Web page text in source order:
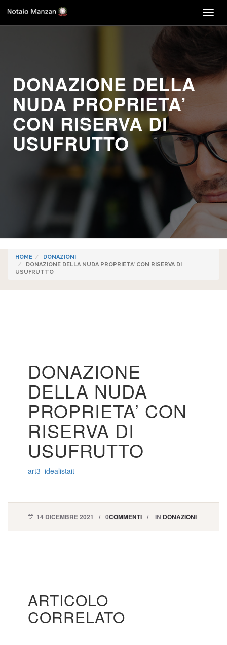
DONAZIONE DELLA
NUDA PROPRIETA’
CON RISERVA DI
USUFRUTTO
HOME
DONAZIONI
DONAZIONE DELLA NUDA PROPRIETA’ CON RISERVA DI
USUFRUTTO
DONAZIONE
DELLA NUDA
PROPRIETA’ CON
RISERVA DI
USUFRUTTO
art3_idealistait
14 DICEMBRE 2021 0COMMENTI IN DONAZIONI
ARTICOLO
CORRELATO